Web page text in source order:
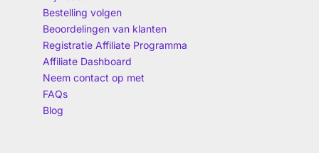
Bestelling volgen
Beoordelingen van klanten
Registratie Affiliate Programma
Affiliate Dashboard
Neem contact op met
FAQs
Blog